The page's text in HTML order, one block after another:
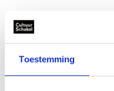
Toestemming
Elke sessie wordt
met oog voor de
Programma –